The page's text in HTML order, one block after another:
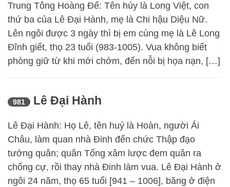
Trung Tông Hoàng Đế: Tên húy là Long Việt, con
thứ ba của Lê Đại Hành, mẹ là Chi hậu Diệu Nữ.
Lên ngôi được 3 ngày thì bị em cùng mẹ là Lê Long
Đĩnh giết, thọ 23 tuổi (983-1005). Vua không biết
phòng giữ từ khi mới chớm, đến nỗi bị họa nạn, […]
981 Lê Đại Hành
Lê Đại Hành: Họ Lê, tên huý là Hoàn, người Ái
Châu, làm quan nhà Đinh đến chức Thập đạo
tướng quân; quân Tống xâm lược đem quân ra
chống cự, rồi thay nhà Đinh làm vua. Lê Đại Hành ở
ngôi 24 năm, thọ 65 tuổi [941 – 1006], băng ở điện